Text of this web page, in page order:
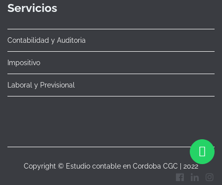
Servicios
Contabilidad y Auditoria
Impositivo
Laboral y Previsional
Copyright © Estudio contable en Cordoba CGC | 2022